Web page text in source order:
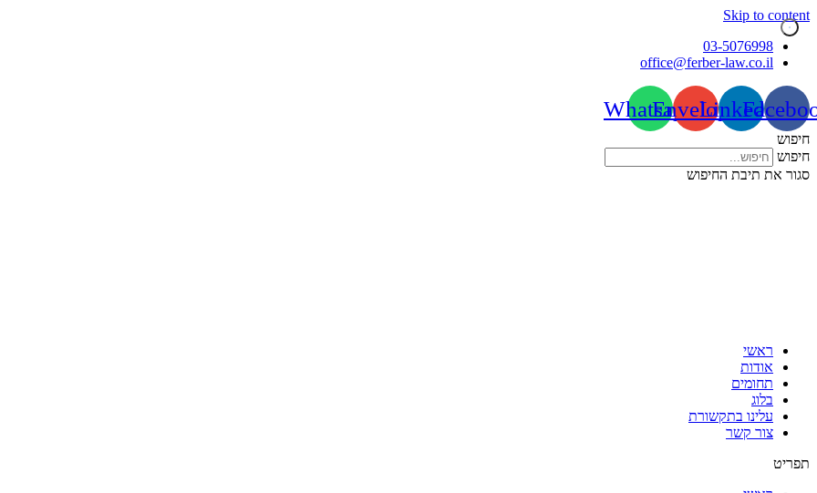
Skip to content
03-5076998
office@ferber-law.co.il
Linkedin
Envelope
Whatsapp
חיפוש
חיפוש
סגור את תיבת החיפוש
ראשי
אודות
תחומים
בלוג
עלינו בתקשורת
צור קשר
תפריט